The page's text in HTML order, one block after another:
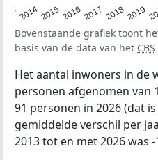
2014201520162017 20182019
Bovenstaande grafiek toont
basis van de data van het CBS
Het aantal inwoners in de
personen afgenomen van
91 personen in 2026 (dat
gemiddelde verschil per
2013 tot en met 2026 was